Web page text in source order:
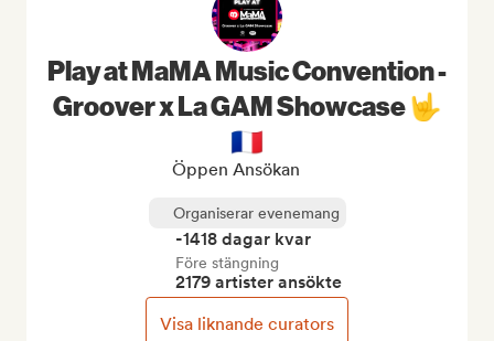
Play at MaMA Music Convention -
Groover x La GAM Showcase 🤟
🇫🇷
Öppen Ansökan
Organiserar evenemang
-1418 dagar kvar
Före stängning
2179 artister ansökte
Visa liknande curators